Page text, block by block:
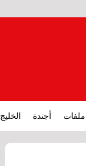
ملفات أجندة الخليج